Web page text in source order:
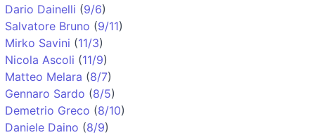
Dario Dainelli (9/6)
Salvatore Bruno (9/11)
Mirko Savini (11/3)
Nicola Ascoli (11/9)
Matteo Melara (8/7)
Gennaro Sardo (8/5)
Demetrio Greco (8/10)
Daniele Daino (8/9)